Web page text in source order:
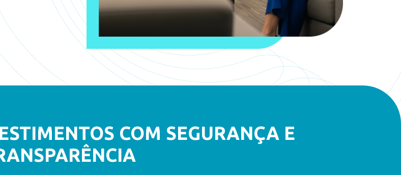
COM SEGURANÇA E